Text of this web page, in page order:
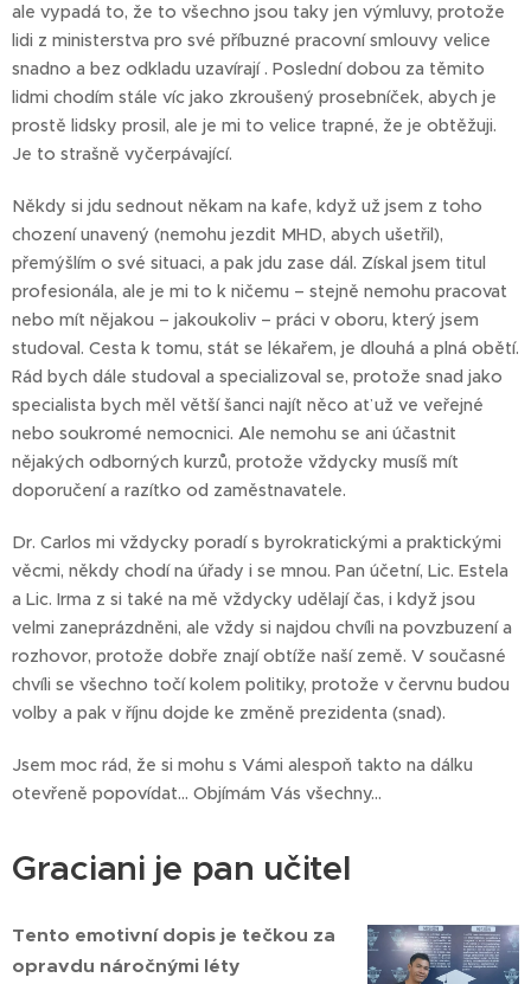
ale vypadá to, že to všechno jsou taky jen výmluvy, protože
lidi z ministerstva pro své příbuzné pracovní smlouvy velice
snadno a bez odkladu uzavírají . Poslední dobou za těmito
lidmi chodím stále víc jako zkroušený prosebníček, abych je
prostě lidsky prosil, ale je mi to velice trapné, že je obtěžuji.
Je to strašně vyčerpávající.
Někdy si jdu sednout někam na kafe, když už jsem z toho
chození unavený (nemohu jezdit MHD, abych ušetřil),
přemýšlím o své situaci, a pak jdu zase dál. Získal jsem titul
profesionála, ale je mi to k ničemu – stejně nemohu pracovat
nebo mít nějakou – jakoukoliv – práci v oboru, který jsem
studoval. Cesta k tomu, stát se lékařem, je dlouhá a plná obětí.
Rád bych dále studoval a specializoval se, protože snad jako
specialista bych měl větší šanci najít něco ať už ve veřejné
nebo soukromé nemocnici. Ale nemohu se ani účastnit
nějakých odborných kurzů, protože vždycky musíš mít
doporučení a razítko od zaměstnavatele.
Dr. Carlos mi vždycky poradí s byrokratickými a praktickými
věcmi, někdy chodí na úřady i se mnou. Pan účetní, Lic. Estela
a Lic. Irma z si také na mě vždycky udělají čas, i když jsou
velmi zaneprázdněni, ale vždy si najdou chvíli na povzbuzení a
rozhovor, protože dobře znají obtíže naší země. V současné
chvíli se všechno točí kolem politiky, protože v červnu budou
volby a pak v říjnu dojde ke změně prezidenta (snad).
Jsem moc rád, že si mohu s Vámi alespoň takto na dálku
otevřeně popovídat... Objímám Vás všechny...
Graciani je pan učitel
Tento emotivní dopis je tečkou za
opravdu náročnými léty